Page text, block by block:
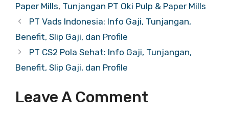
Paper Mills, Tunjangan PT Oki Pulp & Paper Mills
PT Vads Indonesia: Info Gaji, Tunjangan,
Benefit, Slip Gaji, dan Profile
PT CS2 Pola Sehat: Info Gaji, Tunjangan,
Benefit, Slip Gaji, dan Profile
Leave A Comment